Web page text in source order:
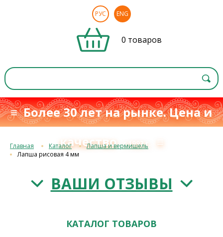
РУС ENG
0 товаров
≡ Более 30 лет на рынке. Цена и
качествос 1993 г. ≡
Главная Каталог
Лапша и вермишель
Лапша рисовая 4 мм
ВАШИ ОТЗЫВЫ
КАТАЛОГ ТОВАРОВ